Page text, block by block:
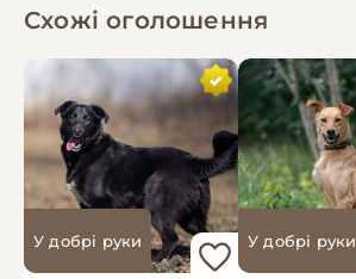
Схожі оголошення
У добрі руки У добрі руки